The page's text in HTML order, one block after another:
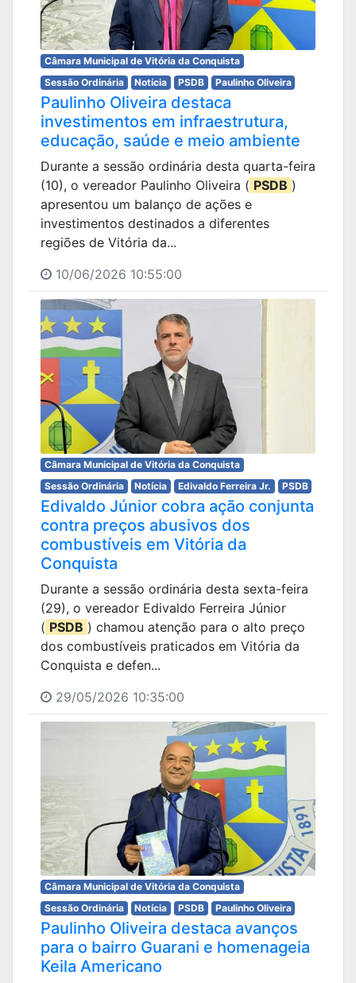
Câmara Municipal de Vitória da Conquista
Sessão Ordinária
Notícia PSDB Paulinho Oliveira
Paulinho Oliveira destaca
investimentos em infraestrutura,
educação, saúde e meio ambiente
Durante a sessão ordinária desta quarta-feira
(10), o vereador Paulinho Oliveira ( PSDB )
apresentou um balanço de ações e
investimentos destinados a diferentes
regiões de Vitória da...
10/06/2026 10:55:00
Câmara Municipal de Vitória da Conquista
Sessão Ordinária
Notícia Edivaldo Ferreira Jr. PSDB
Edivaldo Júnior cobra ação conjunta
contra preços abusivos dos
combustíveis em Vitória da
Conquista
Durante a sessão ordinária desta sexta-feira
(29), o vereador Edivaldo Ferreira Júnior
( PSDB ) chamou atenção para o alto preço
dos combustíveis praticados em Vitória da
Conquista e defen...
29/05/2026 10:35:00
Câmara Municipal de Vitória da Conquista
Sessão Ordinária
Notícia PSDB Paulinho Oliveira
Paulinho Oliveira destaca avanços
para o bairro Guarani e homenageia
Keila Americano